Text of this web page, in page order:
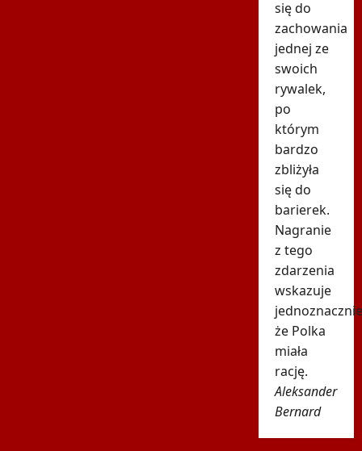
się do
zachowania
jednej ze
swoich
rywalek,
po
którym
bardzo
zbliżyła
się do
barierek.
Nagranie
z tego
zdarzenia
wskazuje
że Polka
miała
rację.
Aleksander
Bernard